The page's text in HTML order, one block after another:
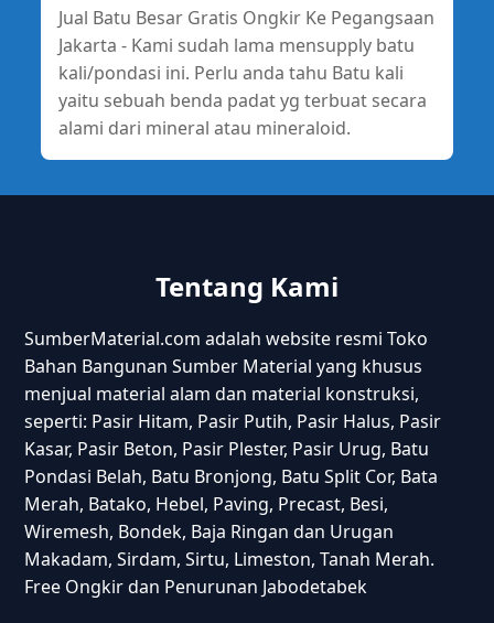
Jual Batu Besar Gratis Ongkir Ke Pegangsaan
Jakarta - Kami sudah lama mensupply batu
kali/pondasi ini. Perlu anda tahu Batu kali
yaitu sebuah benda padat yg terbuat secara
alami dari mineral atau mineraloid.
Tentang Kami
SumberMaterial.com adalah website resmi Toko
Bahan Bangunan Sumber Material yang khusus
menjual material alam dan material konstruksi,
seperti: Pasir Hitam, Pasir Putih, Pasir Halus, Pasir
Kasar, Pasir Beton, Pasir Plester, Pasir Urug, Batu
Pondasi Belah, Batu Bronjong, Batu Split Cor, Bata
Merah, Batako, Hebel, Paving, Precast, Besi,
Wiremesh, Bondek, Baja Ringan dan Urugan
Makadam, Sirdam, Sirtu, Limeston, Tanah Merah.
Free Ongkir dan Penurunan Jabodetabek